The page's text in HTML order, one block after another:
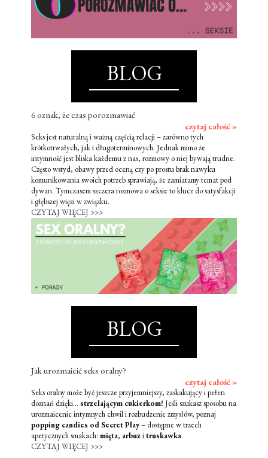
BLOG
6 oznak, że czas porozmawiać
czytaj całość »
Seks jest naturalną i ważną częścią relacji – zarówno tych
krótkotrwałych, jak i długoterminowych. Jednak mimo że
intymność jest bliska każdemu z nas, rozmowy o niej bywają trudne.
Często wstyd, obawy przed oceną czy po prostu brak nawyku
komunikowania swoich potrzeb sprawiają, że zamiatamy temat pod
dywan. Tymczasem szczera rozmowa o seksie to klucz do satysfakcji
i głębszej więzi w związku.
CZYTAJ WIĘCEJ >>>
BLOG
Jak urozmaicić seks oralny?
czytaj całość »
Seks oralny może być jeszcze przyjemniejszy, zaskakujący i pełen
doznań dzięki... strzelającym cukierkom! Jeśli szukasz sposobu na
urozmaicenie intymnych chwil i rozbudzenie zmysłów, poznaj
popping candies od Secret Play– dostępne w trzech
apetycznych smakach: mięta, arbuzitruskawka.
CZYTAJ WIĘCEJ >>>